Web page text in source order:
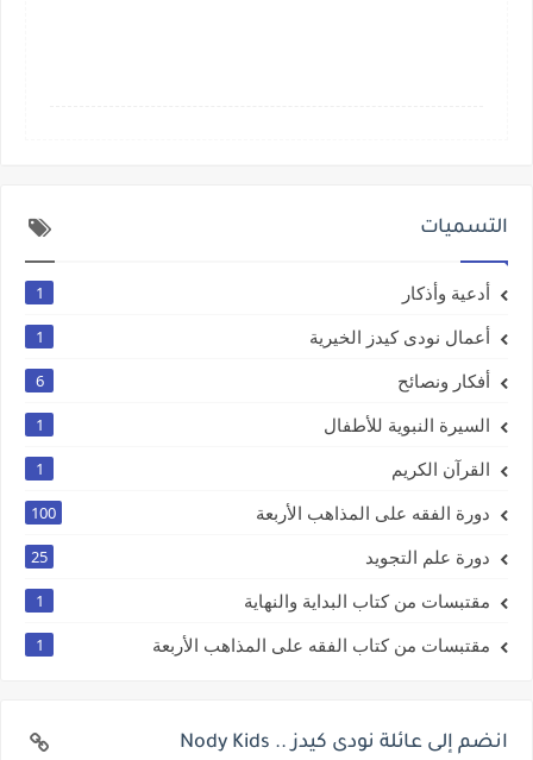
التسميات
أدعية وأذكار 1
أعمال نودى كيدز الخيرية 1
أفكار ونصائح 6
السيرة النبوية للأطفال 1
القرآن الكريم 1
دورة الفقه على المذاهب الأربعة 100
دورة علم التجويد 25
مقتبسات من كتاب البداية والنهاية 1
مقتبسات من كتاب الفقه على المذاهب الأربعة 1
انضم إلى عائلة نودى كيدز .. Nody Kids